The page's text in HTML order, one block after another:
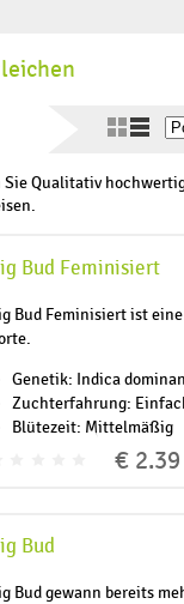
Qualitativ
Bud Feminisiert
Bud Feminisiert ist
Genetik: Indica
Zuchterfahrung:
Blütezeit: Mittelmäßig
€ 2.39
Bud
Bud gewann bereits